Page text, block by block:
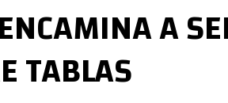
A
TABLAS